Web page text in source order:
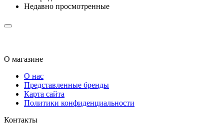
Недавно просмотренные
О магазине
О нас
Представленные бренды
Карта сайта
Политики конфиденциальности
Контакты